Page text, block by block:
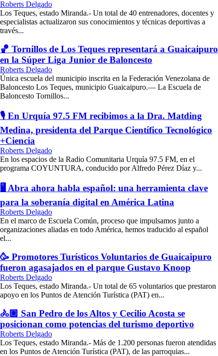
Roberts Delgado
Los Teques, estado Miranda.- Un total de 40 entrenadores, docentes y
especialistas actualizaron sus conocimientos y técnicas deportivas a
través...
🏀 Tornillos de Los Teques representará a Guaicaipuro
en la Súper Liga Junior de Baloncesto
Roberts Delgado
Única escuela del municipio inscrita en la Federación Venezolana de
Baloncesto Los Teques, municipio Guaicaipuro.— La Escuela de
Baloncesto Tornillos...
🎙️ En Urquía 97.5 FM recibimos a la Dra. Matding
Medina, presidenta del Parque Científico Tecnológico
+Ciencia
Roberts Delgado
En los espacios de la Radio Comunitaria Urquía 97.5 FM, en el
programa COYUNTURA, conducido por Alfredo Pérez Díaz y...
🖥️ Abra ahora habla español: una herramienta clave
para la soberanía digital en América Latina
Roberts Delgado
En el marco de Escuela Común, proceso que impulsamos junto a
organizaciones aliadas en todo América, hemos traducido al español
el...
🥳 Promotores Turísticos Voluntarios de Guaicaipuro
fueron agasajados en el parque Gustavo Knoop
Roberts Delgado
Los Teques, estado Miranda.- Un total de 65 voluntarios que prestaron
apoyo en los Puntos de Atención Turística (PAT) en...
🚴🏾 San Pedro de los Altos y Cecilio Acosta se
posicionan como potencias del turismo deportivo
Roberts Delgado
Los Teques, estado Miranda.- Más de 1.200 personas fueron atendidas
en los Puntos de Atención Turística (PAT), de las parroquias...